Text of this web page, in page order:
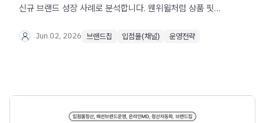
신규 브랜드 성장 사례로 분석합니다. 웬위윌처럼 상품 핏이
광고, 리뷰, 기획전 활용 포인트를 확인해보세요.
Jun 02, 2026 브랜드집 입점몰(채널) 운영전략